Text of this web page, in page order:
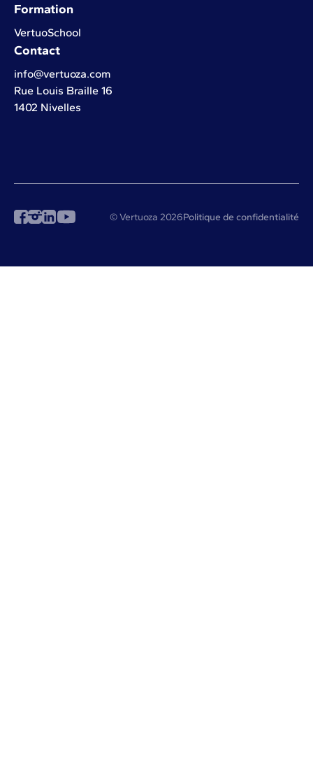
Formation
VertuoSchool
Contact
info@vertuoza.com
Rue Louis Braille 16
1402 Nivelles
© Vertuoza 2026Politique de confidentialité